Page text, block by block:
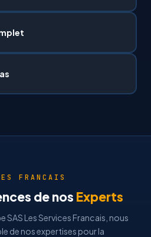
FRANCAIS
de nos Experts
SAS Les Services Francais, nous
de nos expertises pour la